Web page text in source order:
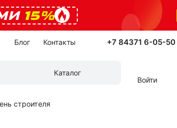
15%
Блог Контакты +7 84371 6-05-50
Каталог
Войти
строителя